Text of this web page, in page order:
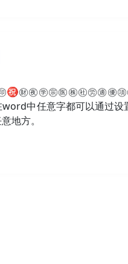
㊗㊖㊰㊫㊪㊩㊑㊓㊘㊜㊝
中任意字都可以通过
地方。